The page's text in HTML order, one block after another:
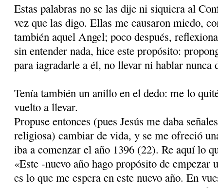
Estas palabras no se las dije ni siquiera al
vez que las digo. Ellas me causaron miedo,
también aquel Angel; poco después,
sin entender nada, hice este propósito:
para iagradarle a él, no llevar ni hablar nunca
Tenía también un anillo en el dedo: me lo
vuelto a llevar.
Propuse entonces (pues Jesús me daba
religiosa) cambiar de vida, y se me ofreció
iba a comenzar el año 1396 (22). Re aquí lo
«Este -nuevo año hago propósito de empezar
es lo que me espera en este nuevo año. En